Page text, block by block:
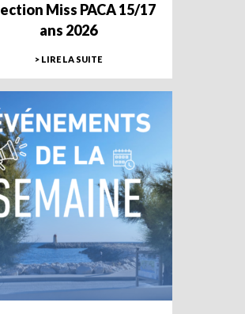
Miss PACA 15/17
ans 2026
> LIRE LA SUITE